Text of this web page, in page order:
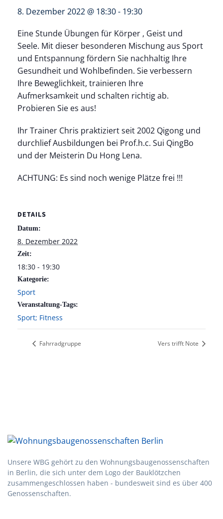
8. Dezember 2022 @ 18:30- 19:30
Eine Stunde Übungen für Körper , Geist und
Seele. Mit dieser besonderen Mischung aus Sport
und Entspannung fördern Sie nachhaltig Ihre
Gesundheit und Wohlbefinden. Sie verbessern
Ihre Beweglichkeit, trainieren Ihre
Aufmerksamkeit und schalten richtig ab.
Probieren Sie es aus!
Ihr Trainer Chris praktiziert seit 2002 Qigong und
durchlief Ausbildungen bei Prof.h.c. Sui QingBo
und der Meisterin Du Hong Lena.
ACHTUNG: Es sind noch wenige Plätze frei !!!
DETAILS
Datum:
8. Dezember 2022
Zeit:
18:30 - 19:30
Kategorie:
Sport
Veranstaltung-Tags:
Sport; Fitness
Fahrradgruppe Vers trifft Note
Unsere WBG gehört zu den Wohnungsbau­genossen­schaften
in Berlin, die sich unter dem Logo der Bau­klötzchen
zusammen­geschlossen haben - bundesweit sind es über 400
Genossenschaften.